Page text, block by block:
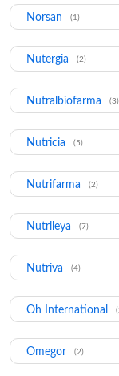
Norsan (1)
Nutergia (2)
Nutralbiofarma (3)
Nutricia (5)
Nutrifarma (2)
Nutrileya (7)
Nutriva (4)
Oh International
Omegor (2)